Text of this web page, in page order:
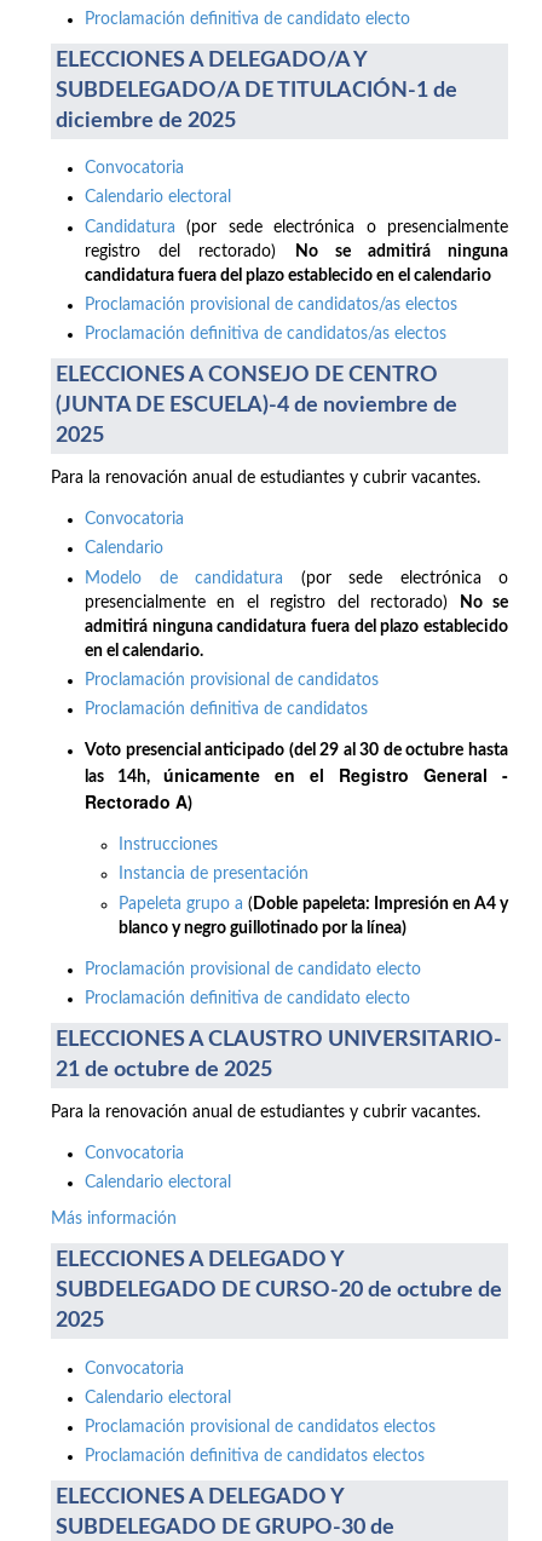
Proclamación definitiva de candidato electo
ELECCIONES A DELEGADO/A Y
SUBDELEGADO/A DE TITULACIÓN-1 de
diciembre de 2025
Convocatoria
Calendario electoral
Candidatura (por sede electrónica o presencialmente
registro del rectorado)
No se admitirá ninguna
candidatura fuera del plazo establecido en el calendario
Proclamación provisional de candidatos/as electos
Proclamación definitiva de candidatos/as electos
ELECCIONES A CONSEJO DE CENTRO
(JUNTA DE ESCUELA)-4 de noviembre de
2025
Para la renovación anual de estudiantes y cubrir vacantes.
Convocatoria
Calendario
Modelo de candidatura (por sede electrónica o
presencialmente en el registro del rectorado)
No se
admitirá ninguna candidatura fuera del plazo establecido
en el calendario.
Proclamación provisional de candidatos
Proclamación definitiva de candidatos
Voto presencial anticipado (del 29 al 30 de octubre hasta
las 14h, únicamente en el Registro General -
Rectorado A)
Instrucciones
Instancia de presentación
Papeleta grupo a( Doble papeleta: Impresión en A4 y
blanco y negro guillotinado por la línea)
Proclamación provisional de candidato electo
Proclamación definitiva de candidato electo
ELECCIONES A CLAUSTRO UNIVERSITARIO-
21 de octubre de 2025
Para la renovación anual de estudiantes y cubrir vacantes.
Convocatoria
Calendario electoral
Más información
ELECCIONES A DELEGADO Y
SUBDELEGADO DE CURSO-20 de octubre de
2025
Convocatoria
Calendario electoral
Proclamación provisional de candidatos electos
Proclamación definitiva de candidatos electos
ELECCIONES A DELEGADO Y
SUBDELEGADO DE GRUPO-30 de